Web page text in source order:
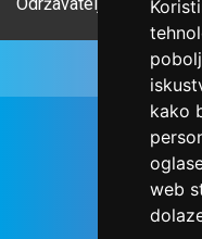
kako
web